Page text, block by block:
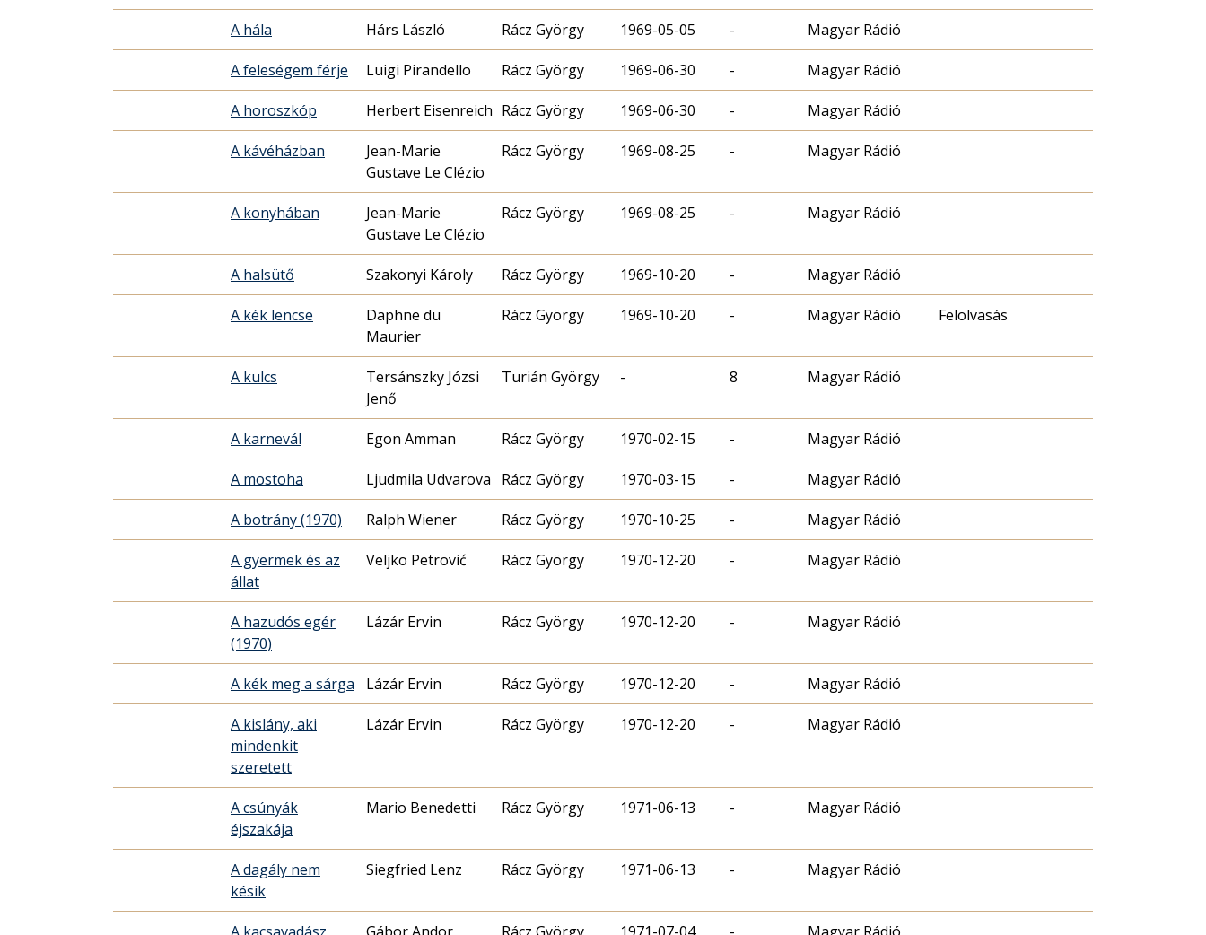
A hála Hárs László Rácz György 1969-05-05 - Magyar Rádió
A feleségem férje Luigi Pirandello Rácz György 1969-06-30 - Magyar Rádió
A horoszkóp Herbert Eisenreich Rácz György 1969-06-30 - Magyar Rádió
A kávéházban
Jean-Marie
Gustave Le Clézio
Rácz György 1969-08-25 - Magyar Rádió
A konyhában
Jean-Marie
Gustave Le Clézio
Rácz György 1969-08-25 - Magyar Rádió
A halsütő Szakonyi Károly Rácz György 1969-10-20 - Magyar Rádió
A kék lencse
Daphne du
Maurier
Rácz György 1969-10-20 - Magyar Rádió Felolvasás
A kulcs
Tersánszky Józsi
Jenő
Turián György - 8 Magyar Rádió
A karnevál Egon Amman Rácz György 1970-02-15 - Magyar Rádió
A mostoha Ljudmila Udvarova Rácz György 1970-03-15 - Magyar Rádió
A botrány (1970) Ralph Wiener Rácz György 1970-10-25 - Magyar Rádió
A gyermek és az
állat
Veljko Petrović Rácz György 1970-12-20 - Magyar Rádió
A hazudós egér
(1970)
Lázár Ervin Rácz György 1970-12-20 - Magyar Rádió
A kék meg a sárga Lázár Ervin Rácz György 1970-12-20 - Magyar Rádió
A kislány, aki
mindenkit
szeretett
Lázár Ervin Rácz György 1970-12-20 - Magyar Rádió
A csúnyák
éjszakája
Mario Benedetti Rácz György 1971-06-13 - Magyar Rádió
A dagály nem
késik
Siegfried Lenz Rácz György 1971-06-13 - Magyar Rádió